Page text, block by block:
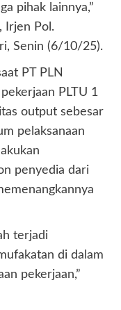
pihak lainnya,”
Irjen Pol.
Senin (6/10/25).
PT PLN
PLTU 1
output sebesar
pelaksanaan
penyedia dari
terjadi
di dalam
pekerjaan,”